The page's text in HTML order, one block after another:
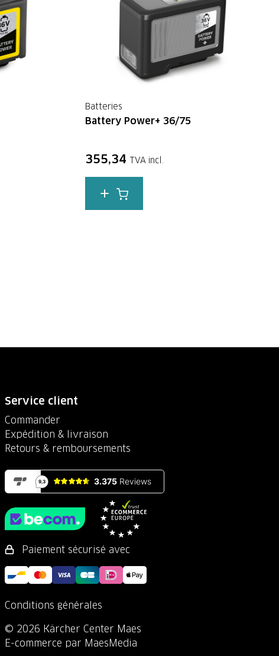
Batteries
Battery Power+ 36/75
355,34 TVA incl.
Service client
Commander
Expédition & livraison
Retours & remboursements
Paiement sécurisé avec
Conditions générales
© 2026 Kärcher Center Maes
E-commerce par MaesMedia